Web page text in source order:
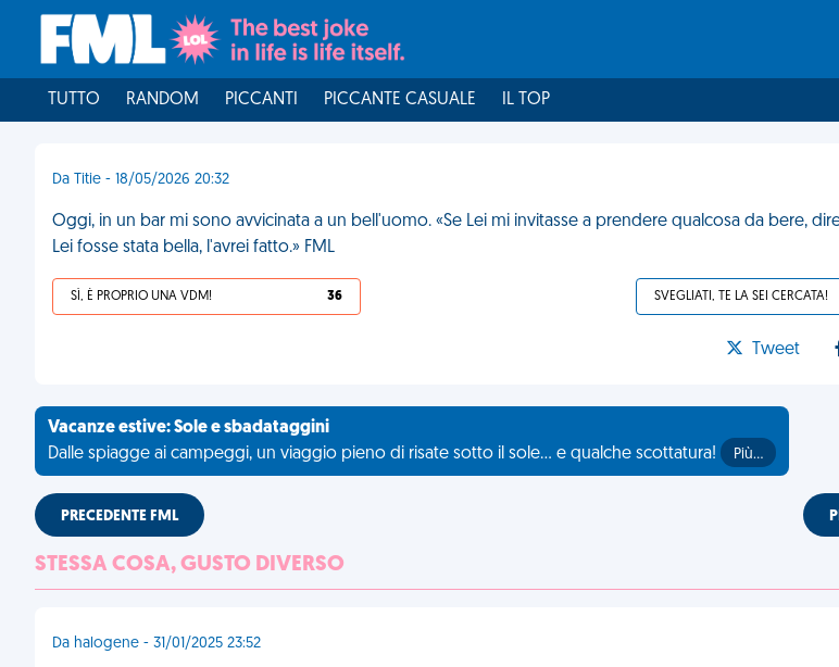
TUTTO RANDOM PICCANTI PICCANTE CASUALE IL TOP
Da Titie - 18/05/2026 20:32
Oggi, in un bar mi sono avvicinata a un bell'uomo. «Se Lei mi invitasse a prendere qualcosa da bere,
Lei fosse stata bella, l'avrei fatto.» FML
SÌ, È PROPRIO UNA VDM! 36 SVEGLIATI, TE LA SEI CERCATA!
Tweet
Vacanze estive: Sole e sbadataggini
Dalle spiagge ai campeggi, un viaggio pieno di risate sotto il sole... e qualche scottatura!
Più…
PRECEDENTE FML
STESSA COSA, GUSTO DIVERSO
Da halogene - 31/01/2025 23:52